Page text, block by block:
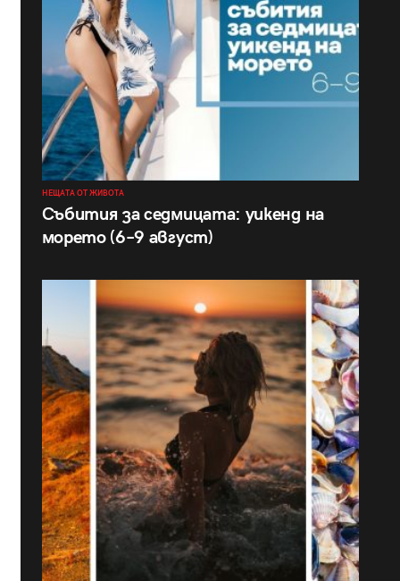
НЕЩАТА ОТ ЖИВОТА
Събития за седмицата: уикенд на
морето (6–9 август)